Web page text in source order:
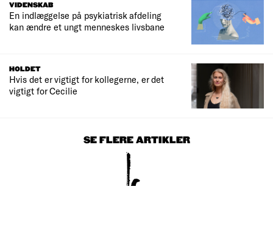
VIDENSKAB
En indlæggelse på psykiatrisk afdeling
kan ændre et ungt menneskes livsbane
HOLDET
Hvis det er vigtigt for kollegerne, er det
vigtigt for Cecilie
SE FLERE ARTIKLER